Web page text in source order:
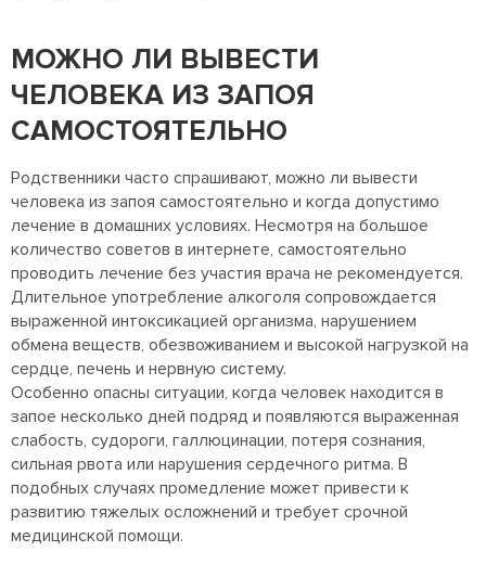
МОЖНО ЛИ ВЫВЕСТИ
ЧЕЛОВЕКА ИЗ ЗАПОЯ
САМОСТОЯТЕЛЬНО
Родственники часто спрашивают, можно ли вывести
человека из запоя самостоятельно и когда допустимо
лечение в домашних условиях. Несмотря на большое
количество советов в интернете, самостоятельно
проводить лечение без участия врача не рекомендуется.
Длительное употребление алкоголя сопровождается
выраженной интоксикацией организма, нарушением
обмена веществ, обезвоживанием и высокой нагрузкой на
сердце, печень и нервную систему.
Особенно опасны ситуации, когда человек находится в
запое несколько дней подряд и появляются выраженная
слабость, судороги, галлюцинации, потеря сознания,
сильная рвота или нарушения сердечного ритма. В
подобных случаях промедление может привести к
развитию тяжелых осложнений и требует срочной
медицинской помощи.